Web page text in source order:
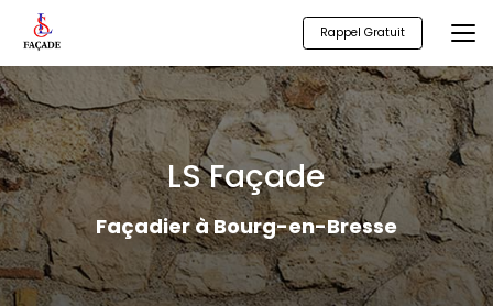
contenu
principal
Rappel Gratuit
LS Façade
Façadier à Bourg-en-Bresse